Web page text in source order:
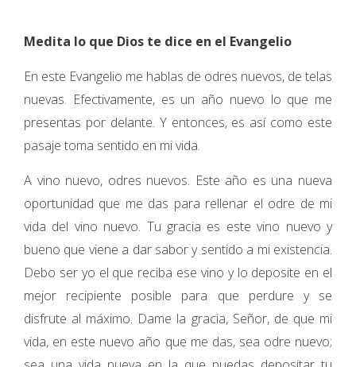
Medita lo que Dios te dice en el Evangelio
En este Evangelio me hablas de odres nuevos, de telas
nuevas. Efectivamente, es un año nuevo lo que me
presentas por delante. Y entonces, es así como este
pasaje toma sentido en mi vida.
A vino nuevo, odres nuevos. Este año es una nueva
oportunidad que me das para rellenar el odre de mi
vida del vino nuevo. Tu gracia es este vino nuevo y
bueno que viene a dar sabor y sentido a mi existencia.
Debo ser yo el que reciba ese vino y lo deposite en el
mejor recipiente posible para que perdure y se
disfrute al máximo. Dame la gracia, Señor, de que mi
vida, en este nuevo año que me das, sea odre nuevo;